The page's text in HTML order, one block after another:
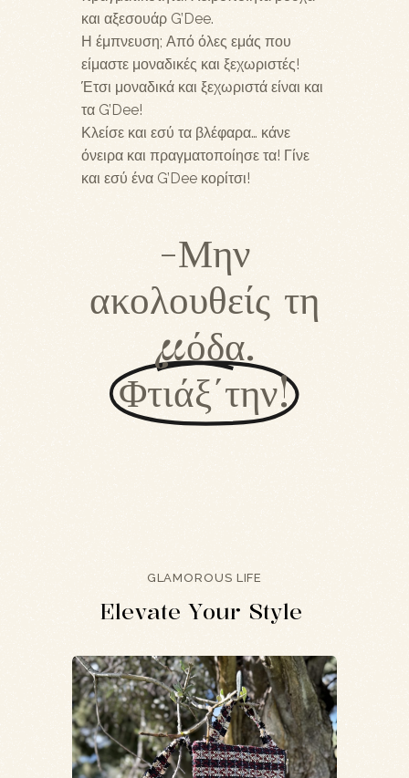
και αξεσουάρ G’Dee.
Η έμπνευση; Από όλες εμάς που
είμαστε μοναδικές και ξεχωριστές!
Έτσι μοναδικά και ξεχωριστά είναι και
τα G’Dee!
Κλείσε και εσύ τα βλέφαρα… κάνε
όνειρα και πραγματοποίησε τα! Γίνε
και εσύ ένα G’Dee κορίτσι!
-Μην
ακολουθείς τη
μόδα.
Φτιάξ΄την!
GLAMOROUS LIFE
Elevate Your Style